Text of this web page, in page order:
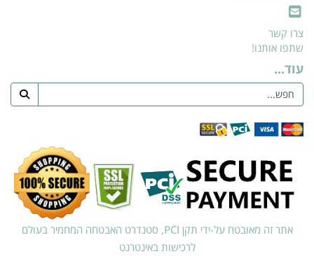
צרו קשר
שתפו אותנו!
עוד...
אתר זה מאובטח על-ידי תקן PCI, סטנדרט האבטחה המחמיר בעולם
לרכישות באינטרנט